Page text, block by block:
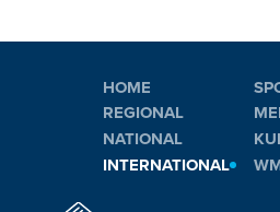
HOME
REGIONAL
NATIONAL
INTERNATIONAL